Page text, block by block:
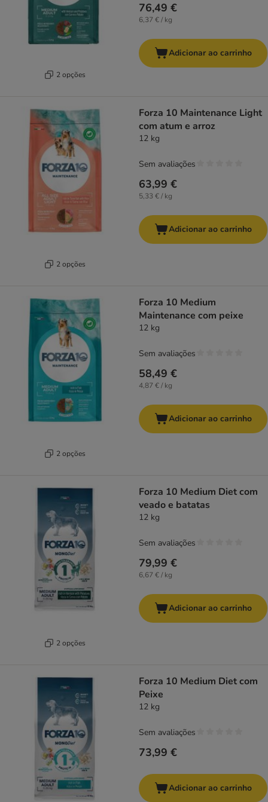
2 opções
76,49 €
6,37 € / kg
Adicionar ao carrinho
2 opções
Forza 10 Maintenance Light
com atum e arroz
12 kg
63,99 €
5,33 € / kg
Sem avaliações
Adicionar ao carrinho
2 opções
Forza 10 Medium
Maintenance com peixe
12 kg
58,49 €
4,87 € / kg
Sem avaliações
Adicionar ao carrinho
2 opções
Forza 10 Medium Diet com
veado e batatas
12 kg
79,99 €
6,67 € / kg
Sem avaliações
Adicionar ao carrinho
Forza 10 Medium Diet com
Peixe
12 kg
73,99 €
Sem avaliações
Adicionar ao carrinho